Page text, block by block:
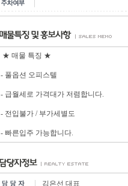
★ 매물 특징 ★
- 풀옵션 오피스텔
- 급월세로 가격대가 저렴합니다.
- 전입불가 / 부가세별도
- 빠른입주 가능합니다.
김은선 대표